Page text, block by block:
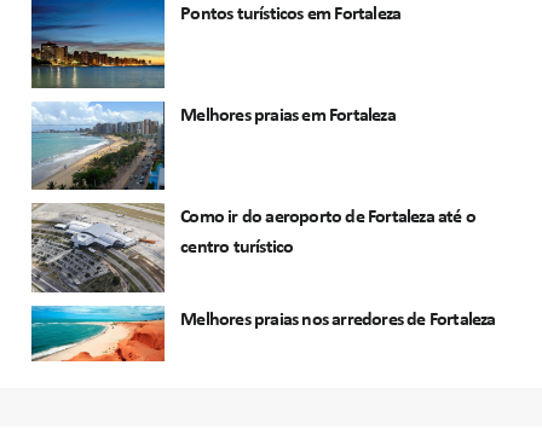
Pontos turísticos em Fortaleza
Melhores praias em Fortaleza
Como ir do aeroporto de Fortaleza até o
centro turístico
Melhores praias nos arredores de Fortaleza